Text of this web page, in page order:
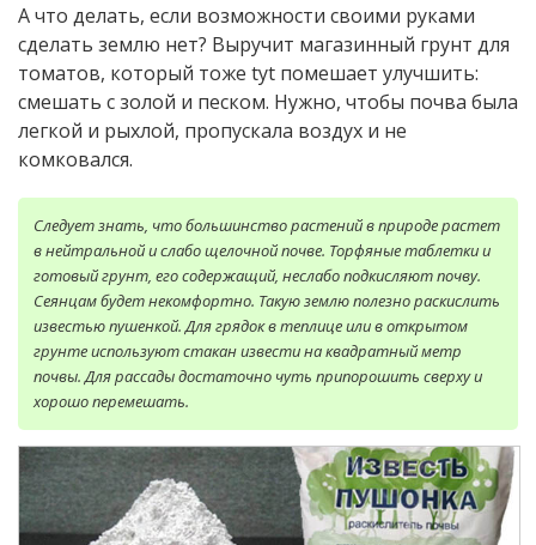
А что делать, если возможности своими руками
сделать землю нет? Выручит магазинный грунт для
томатов, который тоже tyt помешает улучшить:
смешать с золой и песком. Нужно, чтобы почва была
легкой и рыхлой, пропускала воздух и не
комковался.
Следует знать, что большинство растений в природе растет
в нейтральной и слабо щелочной почве. Торфяные таблетки и
готовый грунт, его содержащий, неслабо подкисляют почву.
Сеянцам будет некомфортно. Такую землю полезно раскислить
известью пушенкой. Для грядок в теплице или в открытом
грунте используют стакан извести на квадратный метр
почвы. Для рассады достаточно чуть припорошить сверху и
хорошо перемешать.